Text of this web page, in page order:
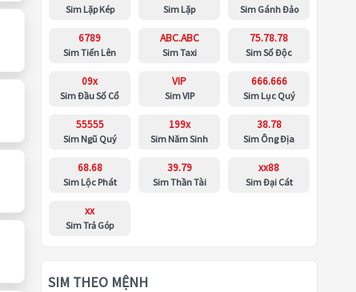
Sim Lặp Kép Sim Lặp Sim Gánh Đảo
6789
Sim Tiến Lên
ABC.ABC
Sim Taxi
75.78.78
Sim Số Độc
09x
Sim Đầu Số Cổ
VIP
Sim VIP
666.666
Sim Lục Quý
55555
Sim Ngũ Quý
199x
Sim Năm Sinh
38.78
Sim Ông Địa
68.68
Sim Lộc Phát
39.79
Sim Thần Tài
xx88
Sim Đại Cát
xx
Sim Trả Góp
SIM THEO MỆNH